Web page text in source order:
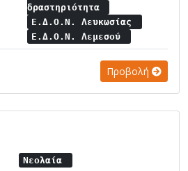
δραστηριότητα
Ε.Δ.Ο.Ν. Λευκωσίας
Ε.Δ.Ο.Ν. Λεμεσού
Προβολή
Νεολαία